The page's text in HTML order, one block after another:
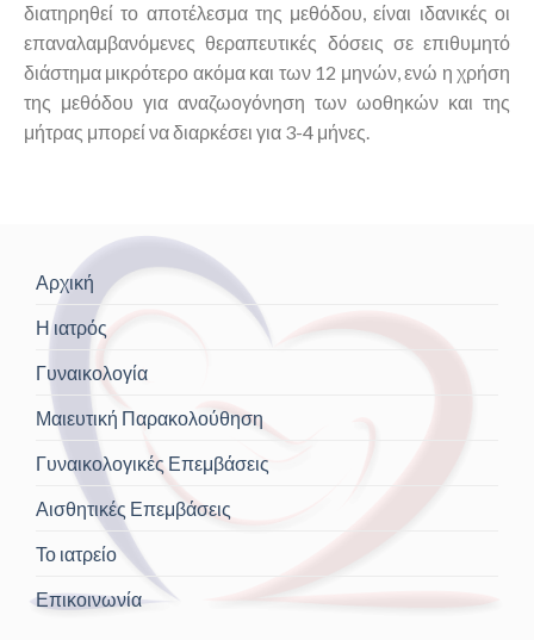
διατηρηθεί το αποτέλεσμα της μεθόδου, είναι ιδανικές οι
επαναλαμβανόμενες θεραπευτικές δόσεις σε επιθυμητό
διάστημα μικρότερο ακόμα και των 12 μηνών, ενώ η χρήση
της μεθόδου για αναζωογόνηση των ωοθηκών και της
μήτρας μπορεί να διαρκέσει για 3-4 μήνες.
Αρχική
Η ιατρός
Γυναικολογία
Μαιευτική Παρακολούθηση
Γυναικολογικές Επεμβάσεις
Αισθητικές Επεμβάσεις
Το ιατρείο
Επικοινωνία